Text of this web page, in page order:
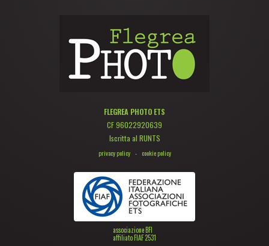
FLEGREA PHOTO ETS
CF 96022920639
Iscritta al RUNTS
privacy policy - cookie policy
associazione BFI
affiliato FIAF 2531